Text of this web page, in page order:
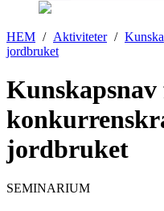
HEM / Aktiviteter /
jordbruket
jordbruket
SEMINARIUM